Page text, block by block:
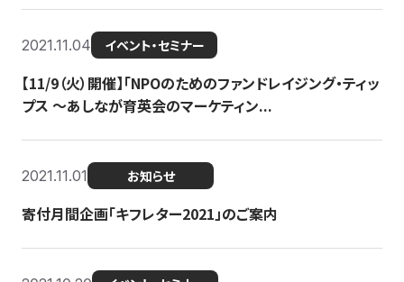
2021.11.04 イベント・セミナー
【11/9（火）開催】「NPOのためのファンドレイジング・ティッ
プス 〜あしなが育英会のマーケティン...
2021.11.01 お知らせ
寄付月間企画「キフレター2021」のご案内